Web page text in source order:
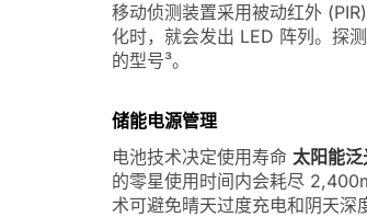
移动侦测装置采用被动红外
化时，就会发出 LED 阵列。探
的型号³。
储能电源管理
电池技术决定使用寿命 太阳能
的零星使用时间内会耗尽
术可避免晴天过度充电和阴天深